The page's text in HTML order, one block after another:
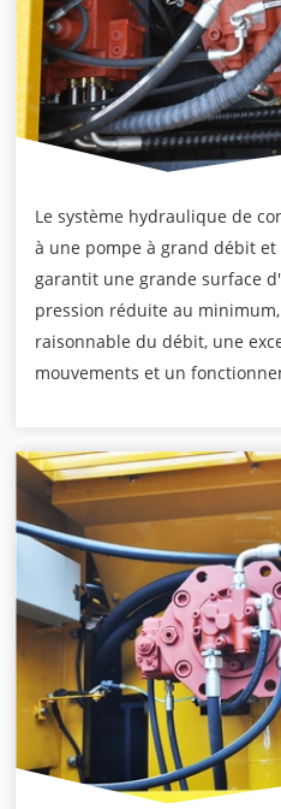
Le système hydraulique de
à une pompe à grand débit
garantit une grande surface
pression réduite au
raisonnable du débit, une
mouvements et un